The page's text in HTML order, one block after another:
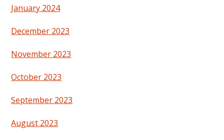
January 2024
December 2023
November 2023
October 2023
September 2023
August 2023